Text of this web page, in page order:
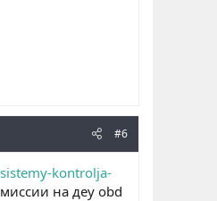
#6
kontrolja-
на деу obd